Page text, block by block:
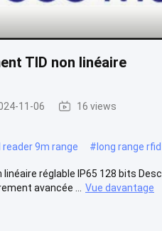
TID non linéaire
11-06 16 views
9m range #long range
réglable IP65 128 bits
avancée ...
Vue davantage